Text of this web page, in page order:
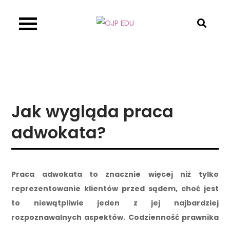
Jak wygląda praca
adwokata?
Praca adwokata to znacznie więcej niż tylko
reprezentowanie klientów przed sądem, choć jest
to niewątpliwie jeden z jej najbardziej
rozpoznawalnych aspektów. Codzienność prawnika